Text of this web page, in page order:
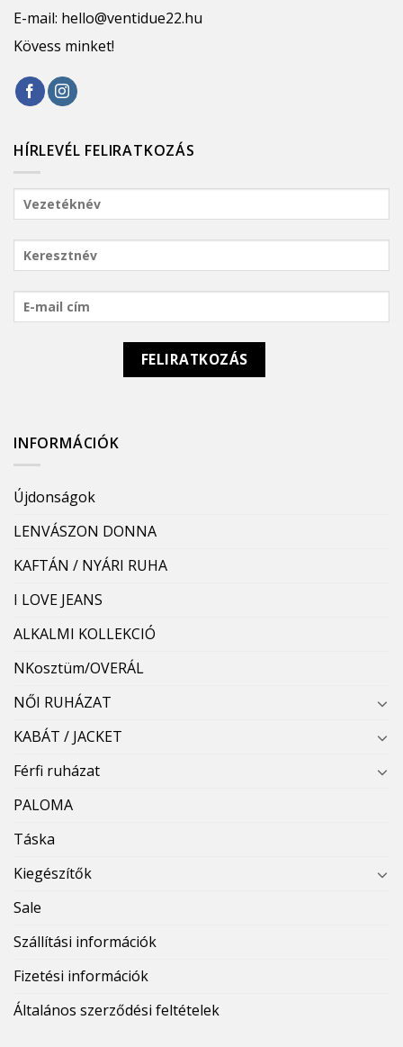
E-mail: hello@ventidue22.hu
Kövess minket!
HÍRLEVÉL FELIRATKOZÁS
INFORMÁCIÓK
Újdonságok
LENVÁSZON DONNA
KAFTÁN / NYÁRI RUHA
I LOVE JEANS
ALKALMI KOLLEKCIÓ
NKosztüm/OVERÁL
NŐI RUHÁZAT
KABÁT / JACKET
Férfi ruházat
PALOMA
Táska
Kiegészítők
Sale
Szállítási információk
Fizetési információk
Általános szerződési feltételek